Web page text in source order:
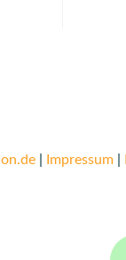
| Impressum|